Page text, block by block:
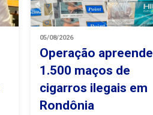
05/08/2026
Operação apreende
1.500 maços de
cigarros ilegais em
Rondônia